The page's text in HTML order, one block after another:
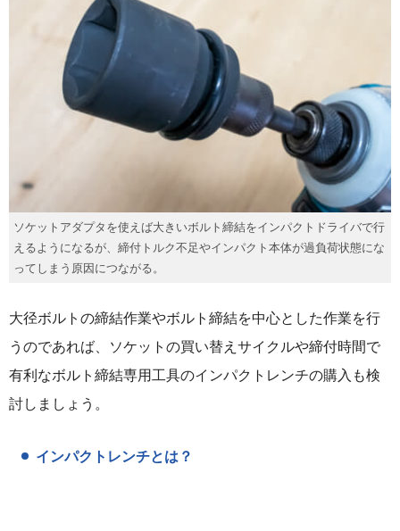
ソケットアダプタを使えば大きいボルト締結をインパクトドライバで行
えるようになるが、締付トルク不足やインパクト本体が過負荷状態にな
ってしまう原因につながる。
大径ボルトの締結作業やボルト締結を中心とした作業を行
うのであれば、ソケットの買い替えサイクルや締付時間で
有利なボルト締結専用工具のインパクトレンチの購入も検
討しましょう。
インパクトレンチとは？